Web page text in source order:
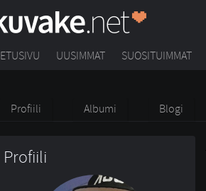
ETUSIVU UUSIMMAT SUOSITUIMMAT
Profiili Albumi Blogi
Profiili